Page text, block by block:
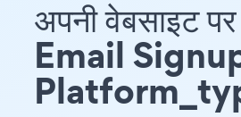
अपनी वेबसाइट
Email